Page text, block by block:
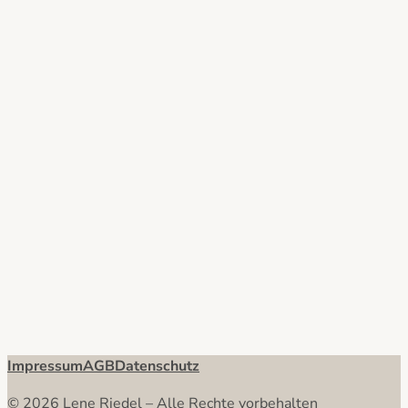
ImpressumAGBDatenschutz
© 2026 Lene Riedel – Alle Rechte vorbehalten